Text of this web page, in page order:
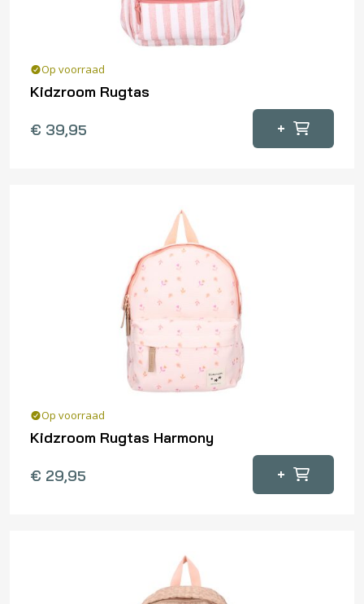
Op voorraad
Kidzroom Rugtas
€ 39,95 +
Op voorraad
Kidzroom Rugtas Harmony
€ 29,95 +